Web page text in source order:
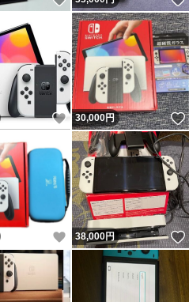
いいね！
30,000円
いいね！
38,000円